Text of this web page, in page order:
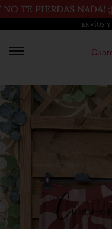
TE PIERDAS NADA! ;)
ENVÍOS Y